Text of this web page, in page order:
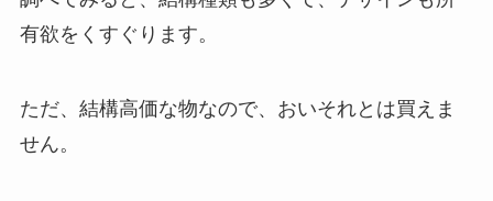
有欲をくすぐります。
ただ、結構高価な物なので、おいそれとは買えま
せん。